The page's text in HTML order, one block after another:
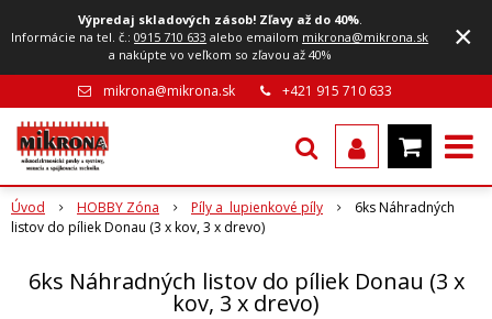
Výpredaj skladových zásob! Zľavy až do 40%.
Informácie na tel. č.:0915 710 633 alebo emailom mikrona@mikrona.sk
a nakúpte vo veľkom so zľavou až 40%
×
mikrona@mikrona.sk +421 915 710 633
Úvod HOBBY Zóna Píly a lupienkové píly
6ks Náhradných
listov do píliek Donau (3 x kov, 3 x drevo)
6ks Náhradných listov do píliek Donau (3 x
kov, 3 x drevo)